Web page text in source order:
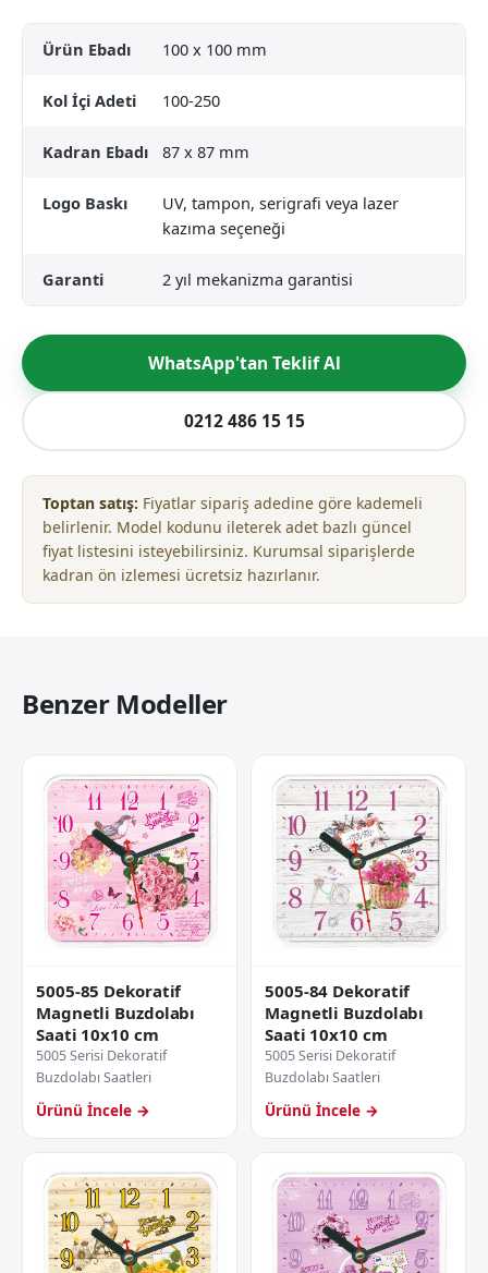
Ürün Ebadı 100 x 100 mm
Kol İçi Adeti 100-250
Kadran Ebadı 87 x 87 mm
Logo Baskı
UV, tampon, serigrafi veya lazer
kazıma seçeneği
Garanti 2 yıl mekanizma garantisi
WhatsApp'tan Teklif Al
0212 486 15 15
Toptan satış: Fiyatlar sipariş adedine göre kademeli
belirlenir. Model kodunu ileterek adet bazlı güncel
fiyat listesini isteyebilirsiniz. Kurumsal siparişlerde
kadran ön izlemesi ücretsiz hazırlanır.
Benzer Modeller
5005-85 Dekoratif
Magnetli Buzdolabı
Saati 10x10 cm
5005 Serisi Dekoratif
Buzdolabı Saatleri
Ürünü İncele →
5005-84 Dekoratif
Magnetli Buzdolabı
Saati 10x10 cm
5005 Serisi Dekoratif
Buzdolabı Saatleri
Ürünü İncele →